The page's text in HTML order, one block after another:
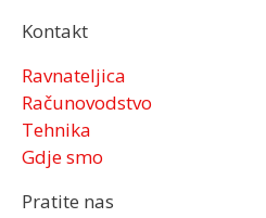
Kontakt
Ravnateljica
Računovodstvo
Tehnika
Gdje smo
Pratite nas